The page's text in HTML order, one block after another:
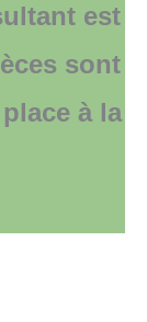
est
sont
à la